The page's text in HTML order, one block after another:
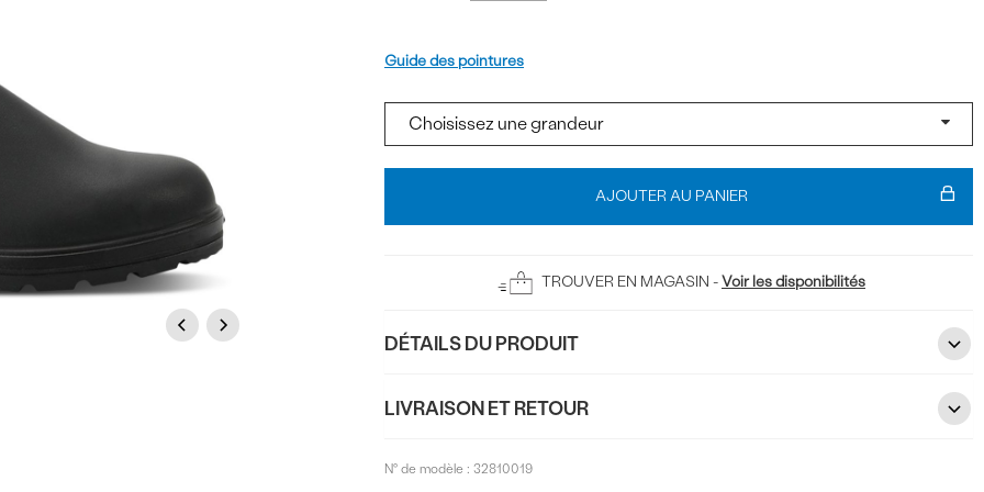
PreviousNext
Guide des pointures
Ajouter
panier
AJOUTER AU PANIER
TROUVER EN MAGASIN -Voir les disponibilités
DÉTAILS DU PRODUIT
LIVRAISON ET RETOUR
N° de modèle : 32810019